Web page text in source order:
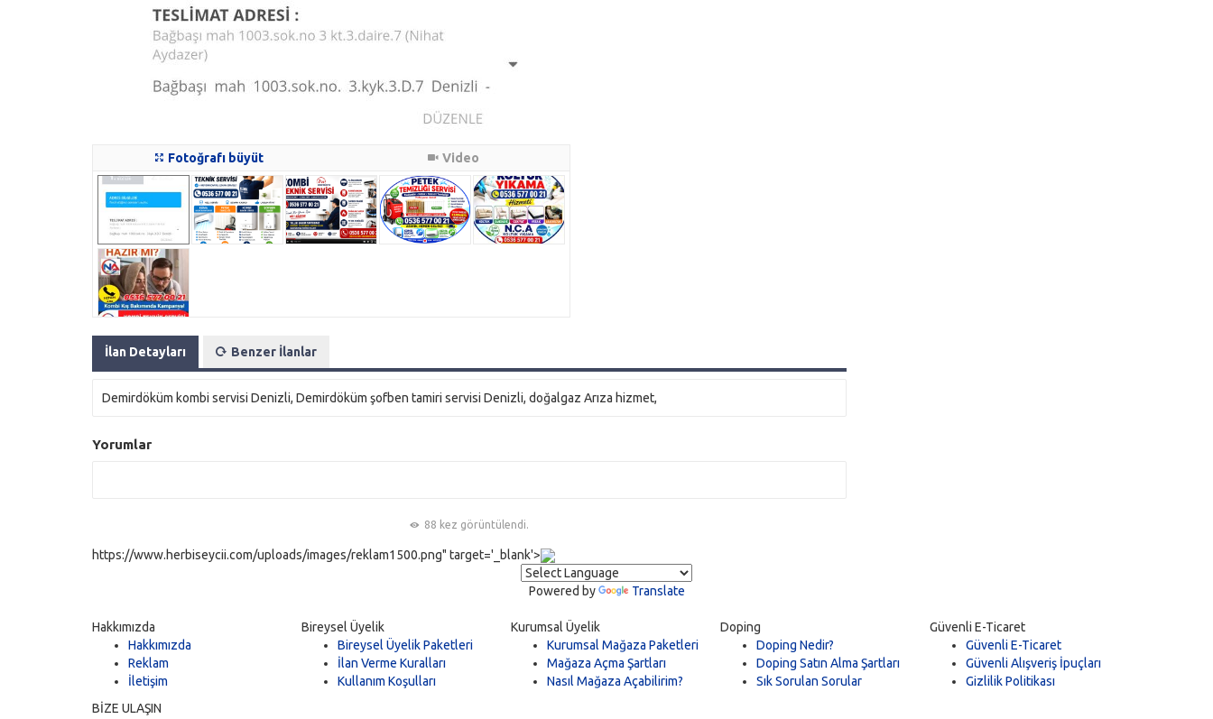
Fotoğrafı büyüt Video
İlan Detayları Benzer İlanlar
Demirdöküm kombi servisi Denizli, Demirdöküm şofben tamiri servisi Denizli, doğalgaz Arıza hizmet,
Yorumlar
88 kez görüntülendi.
https://www.herbiseycii.com/uploads/images/reklam1500.png" target='_blank'>
Powered by Translate
Hakkımızda
Hakkımızda
Reklam
İletişim
Bireysel Üyelik
Bireysel Üyelik Paketleri
İlan Verme Kuralları
Kullanım Koşulları
Kurumsal Üyelik
Kurumsal Mağaza Paketleri
Mağaza Açma Şartları
Nasıl Mağaza Açabilirim?
Doping
Doping Nedir?
Doping Satın Alma Şartları
Sık Sorulan Sorular
Güvenli E-Ticaret
Güvenli E-Ticaret
Güvenli Alışveriş İpuçları
Gizlilik Politikası
BİZE ULAŞIN